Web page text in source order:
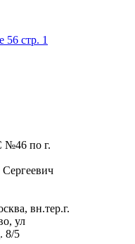
56 стр. 1
по г.
вн.тер.г.
ул
8/5